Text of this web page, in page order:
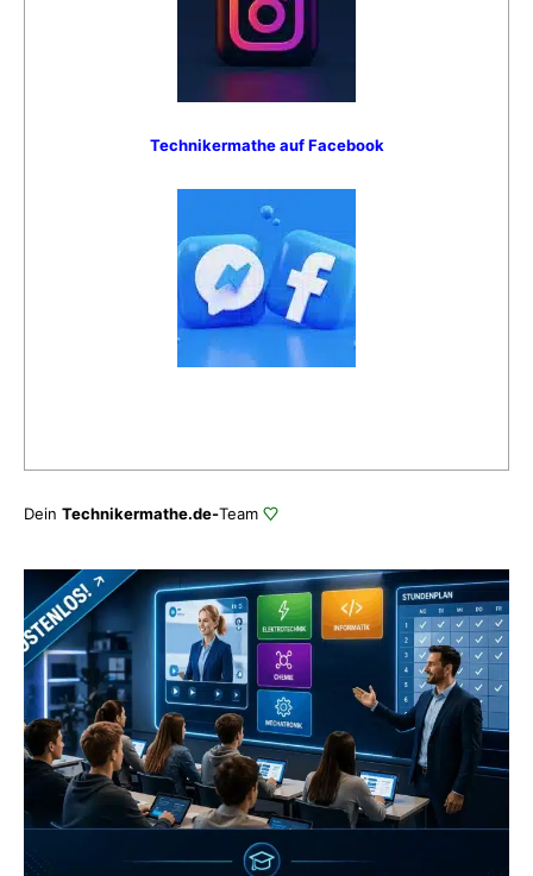
Technikermathe auf Facebook
Dein Technikermathe.de-Team
Zum Verzeichnis